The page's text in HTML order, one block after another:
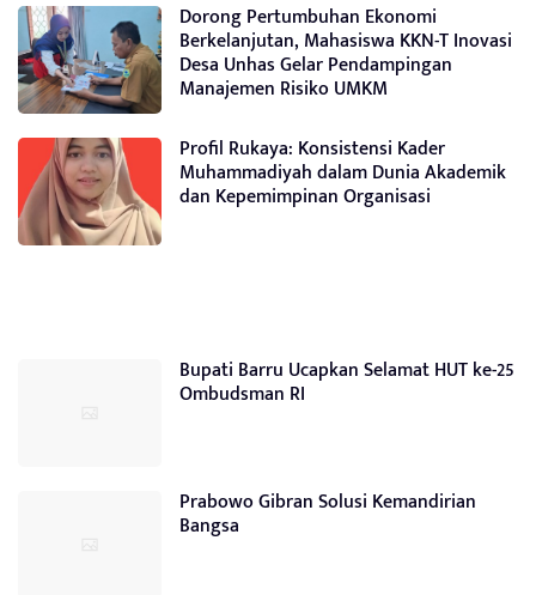
Dorong Pertumbuhan Ekonomi
Berkelanjutan, Mahasiswa KKN-T Inovasi
Desa Unhas Gelar Pendampingan
Manajemen Risiko UMKM
Profil Rukaya: Konsistensi Kader
Muhammadiyah dalam Dunia Akademik
dan Kepemimpinan Organisasi
Bupati Barru Ucapkan Selamat HUT ke-25
Ombudsman RI
Prabowo Gibran Solusi Kemandirian
Bangsa